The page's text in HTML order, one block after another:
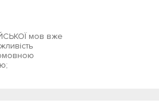
мов вже